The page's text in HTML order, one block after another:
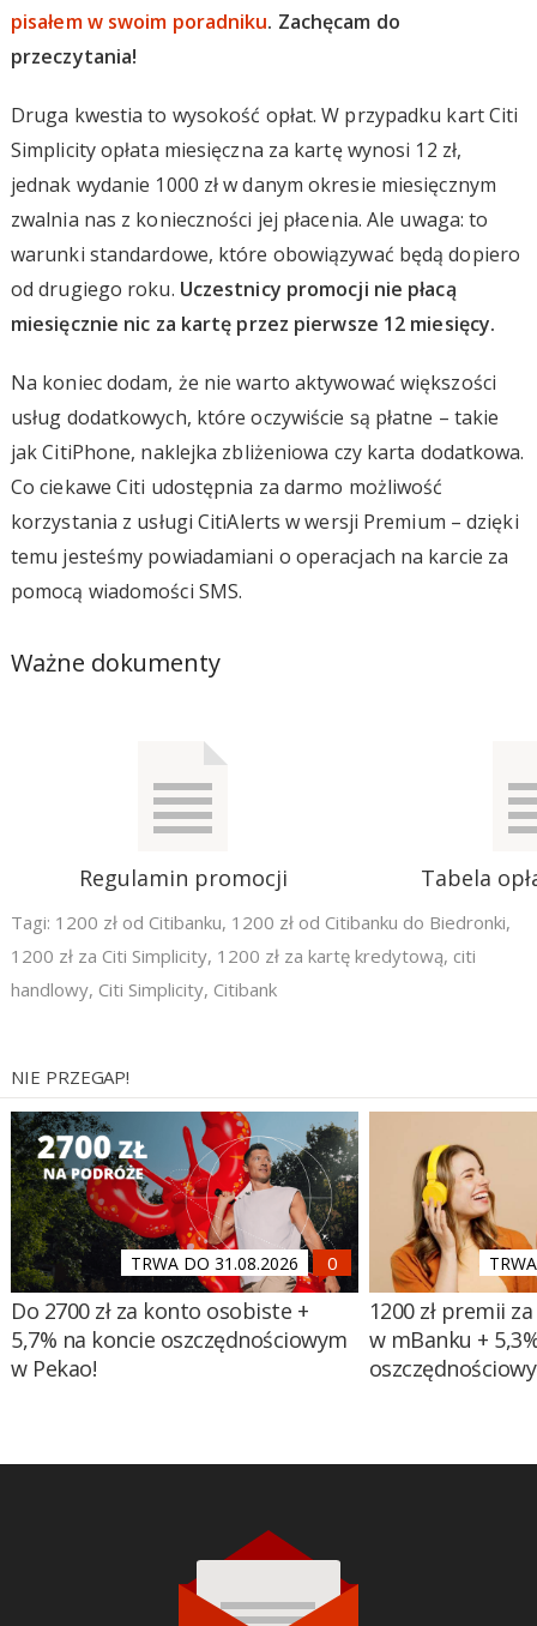
pisałem w swoim poradniku. Zachęcam do
przeczytania!
Druga kwestia to wysokość opłat. W przypadku kart Citi
Simplicity opłata miesięczna za kartę wynosi 12 zł,
jednak wydanie 1000 zł w danym okresie miesięcznym
zwalnia nas z konieczności jej płacenia. Ale uwaga: to
warunki standardowe, które obowiązywać będą dopiero
od drugiego roku. Uczestnicy promocji nie płacą
miesięcznie nic za kartę przez pierwsze 12 miesięcy.
Na koniec dodam, że nie warto aktywować większości
usług dodatkowych, które oczywiście są płatne – takie
jak CitiPhone, naklejka zbliżeniowa czy karta dodatkowa.
Co ciekawe Citi udostępnia za darmo możliwość
korzystania z usługi CitiAlerts w wersji Premium – dzięki
temu jesteśmy powiadamiani o operacjach na karcie za
pomocą wiadomości SMS.
Ważne dokumenty
Regulamin promocji Tabela
Tagi: 1200 zł od Citibanku, 1200 zł od Citibanku do Biedronki,
1200 zł za Citi Simplicity, 1200 zł za kartę kredytową, citi
handlowy, Citi Simplicity, Citibank
NIE PRZEGAP!
TRWA DO 31.08.2026
Do 2700 zł za konto osobiste +
5,7% na koncie oszczędnościowym
w Pekao!
1200 zł premii
w mBanku +